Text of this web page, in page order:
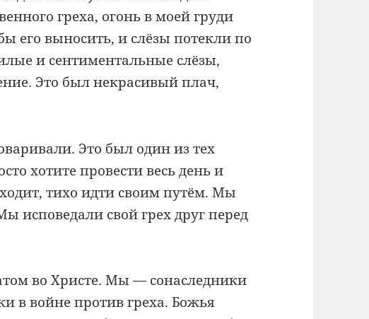
греха, огонь в моей груди
его выносить, и слёзы потекли по
и сентиментальные слёзы,
Это был некрасивый плач,
Это был один из тех
хотите провести весь день и
тихо идти своим путём. Мы
исповедали свой грех друг перед
во Христе. Мы — сонаследники
в войне против греха. Божья